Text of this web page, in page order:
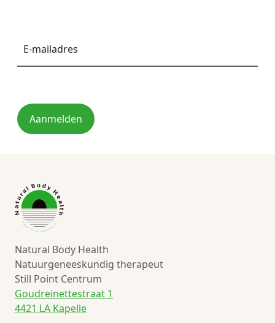
Aanmelden
Natural Body Health
Natuurgeneeskundig therapeut
Still Point Centrum
Goudreinettestraat 1
4421 LA Kapelle